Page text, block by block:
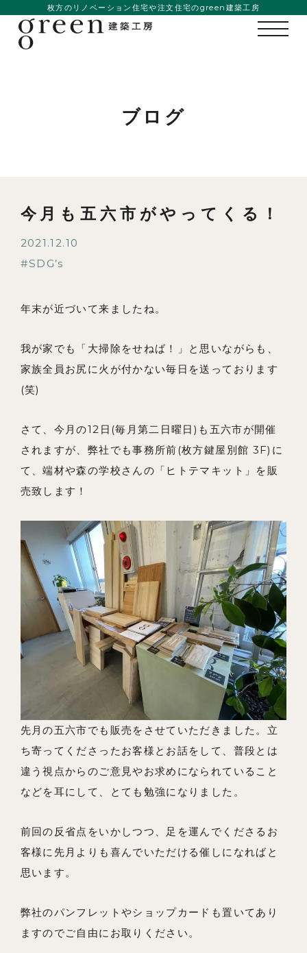
お知らせ
家づくりの流れ
お問い合わせ
よくあるご質問
枚方のリノベーション住宅や注文住宅のgreen建築工房
ブログ
今月も五六市がやってくる！
2021.12.10
SDG’s
年末が近づいて来ましたね。
我が家でも「大掃除をせねば！」と思いながらも、
家族全員お尻に火が付かない毎日を送っております
(笑)
さて、今月の12日(毎月第二日曜日)も五六市が開催
されますが、弊社でも事務所前(枚方鍵屋別館 3F)に
て、端材や森の学校さんの「ヒトテマキット」を販
売致します！
先月の五六市でも販売をさせていただきました。立
ち寄ってくださったお客様とお話をして、普段とは
違う視点からのご意見やお求めになられていること
などを耳にして、とても勉強になりました。
前回の反省点をいかしつつ、足を運んでくださるお
客様に先月よりも喜んでいただける催しになればと
思います。
弊社のパンフレットやショップカードも置いてあり
ますのでご自由にお取りください。